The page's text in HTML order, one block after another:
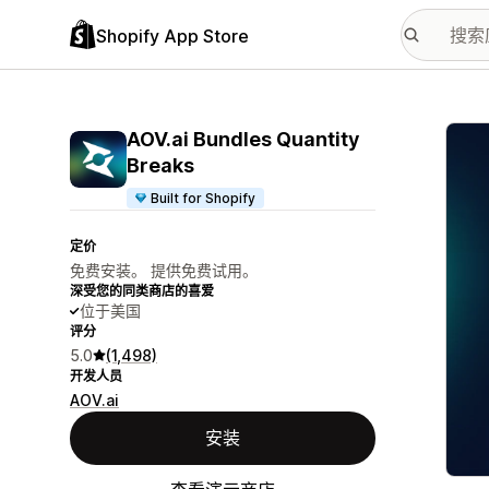
Shopify App Store
AOV.ai Bundles Quantity
Breaks
Built for Shopify
定价
免费安装。 提供免费试用。
深受您的同类商店的喜爱
位于美国
评分
5.0 (1,498)
开发人员
AOV.ai
安装
配图